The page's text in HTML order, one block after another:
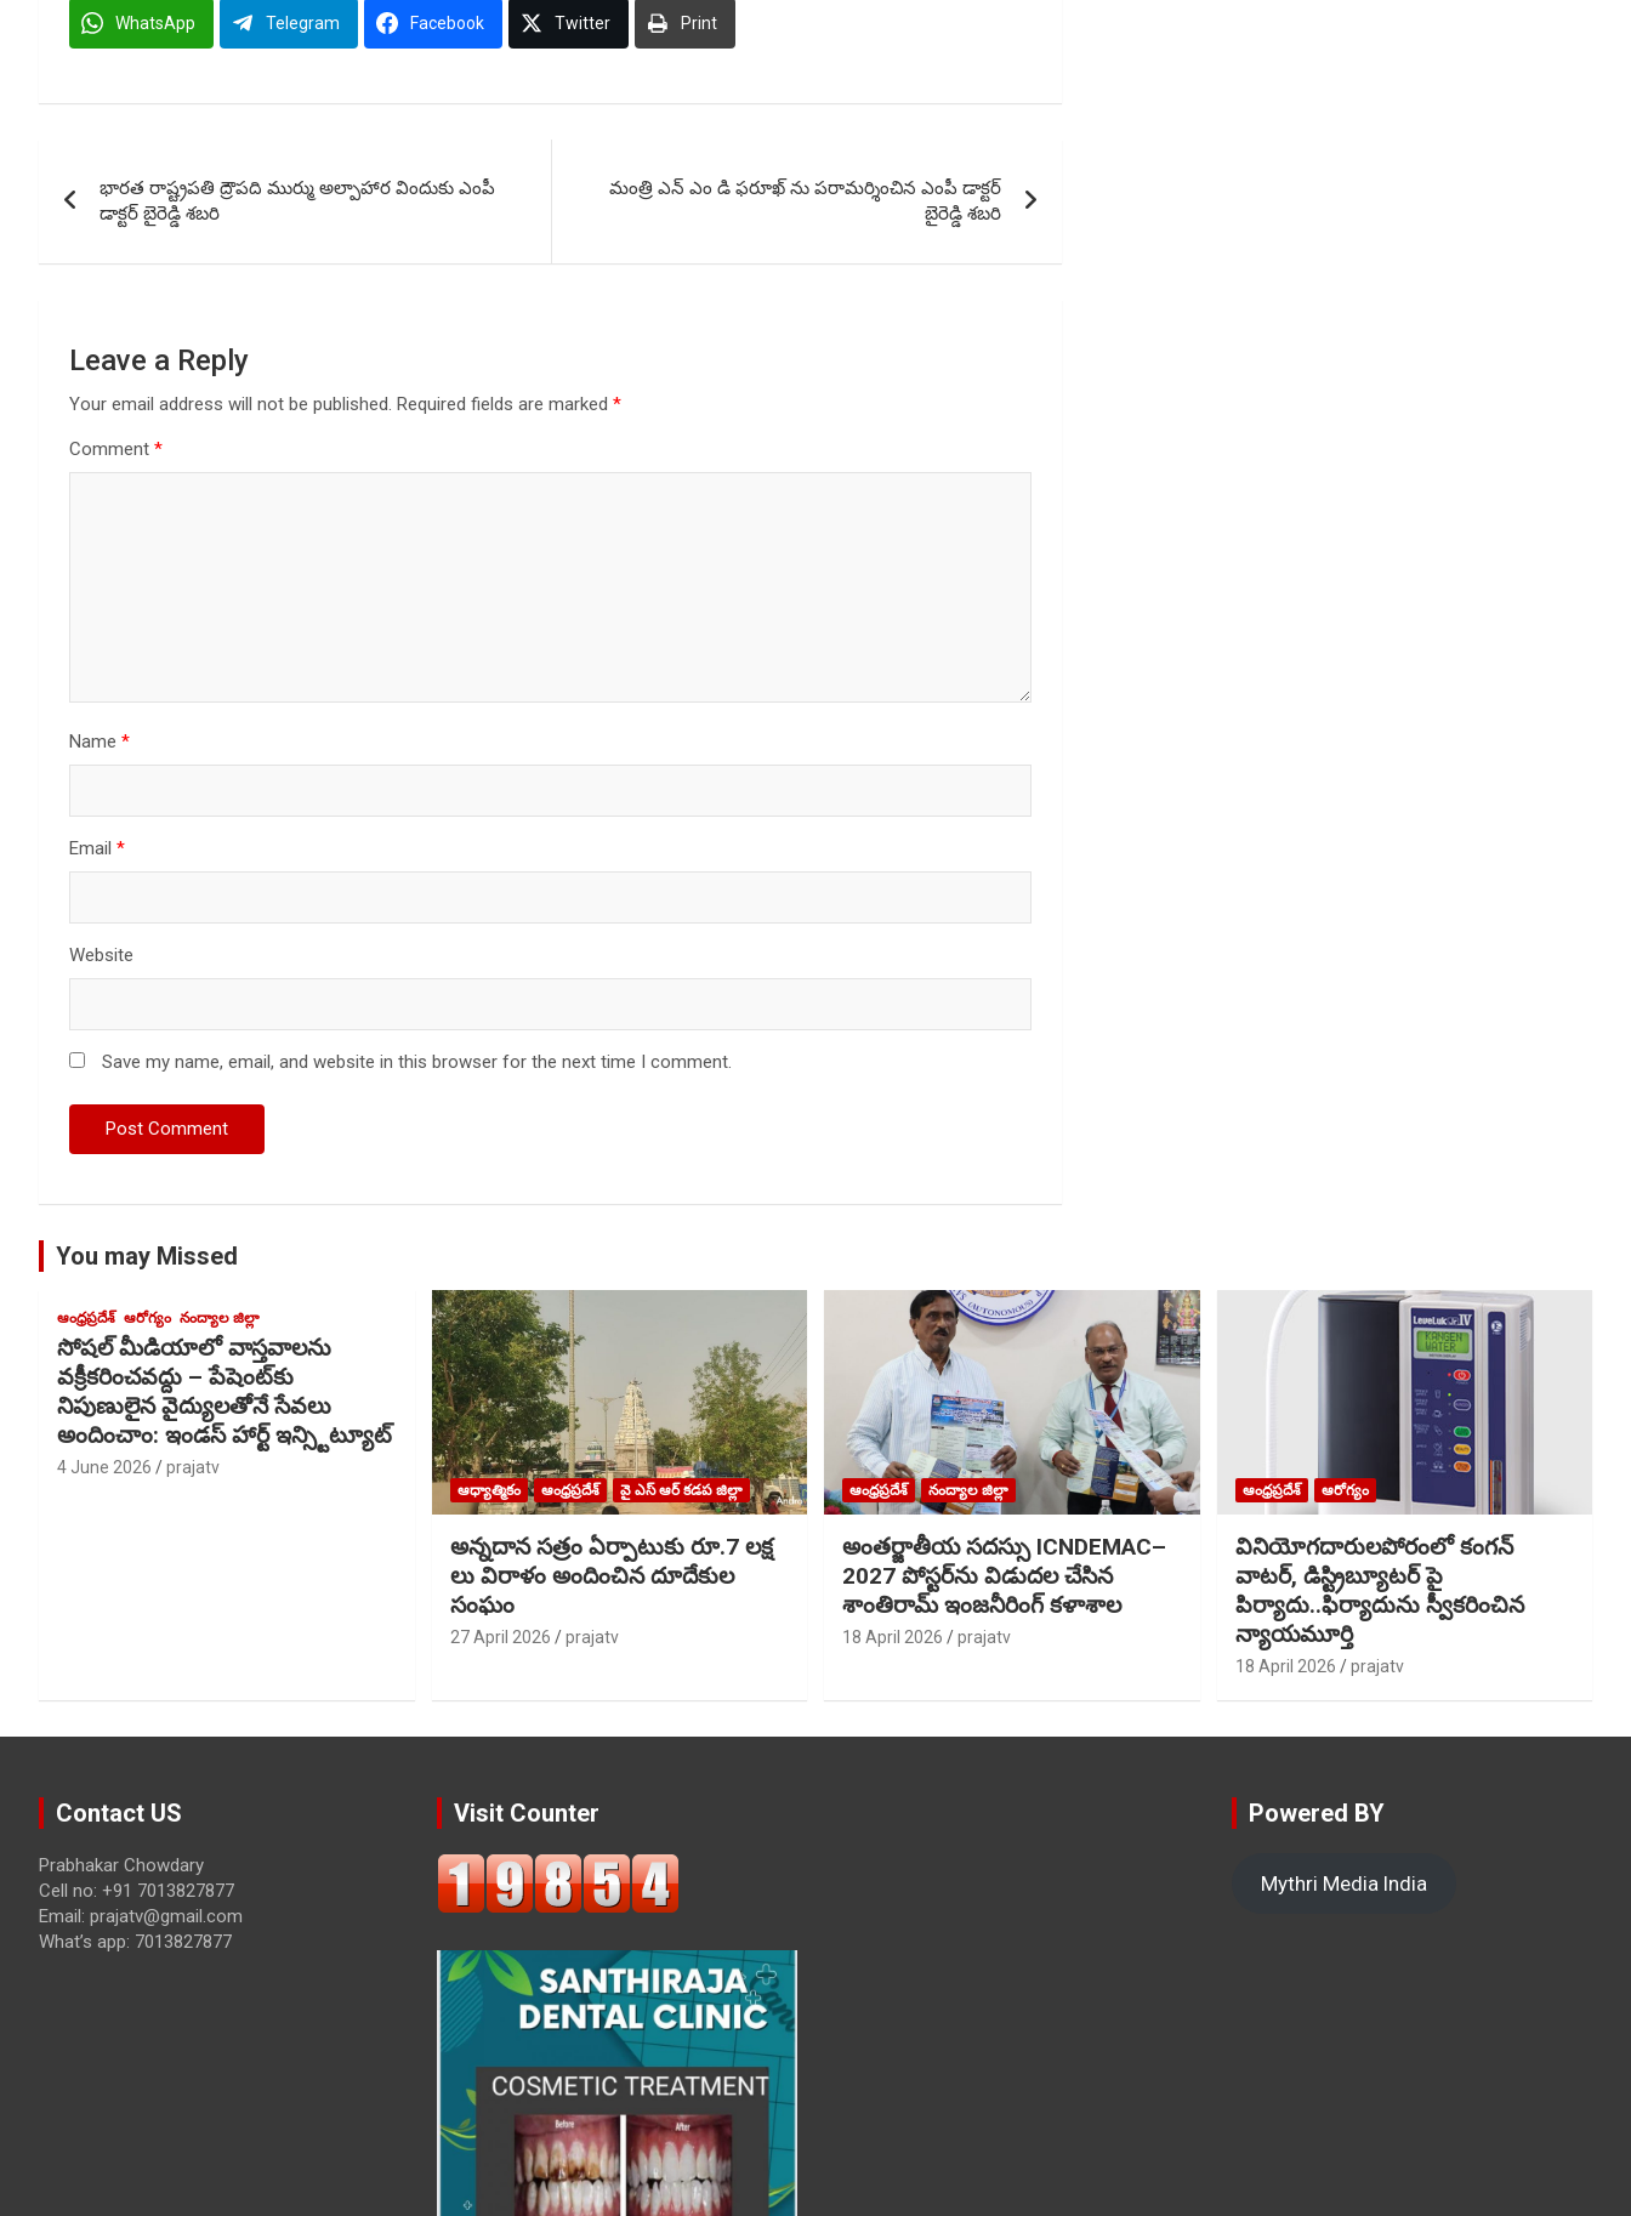
WhatsApp Telegram Facebook Twitter Print
navigation
భారత రాష్ట్రపతి ద్రౌపది ముర్ము అల్పాహార విందుకు ఎంపీ
డాక్టర్ బైరెడ్డి శబరి
మంత్రి ఎన్ ఎం డి ఫరూఖ్ ను పరామర్శించిన ఎంపీ డాక్టర్
బైరెడ్డి శబరి
Leave a Reply
Your email address will not be published. Required fields are marked *
Comment *
Name *
Email *
Website
Save my name, email, and website in this browser for the next time I comment.
You may Missed
ఆంధ్రప్రదేశ్ ఆరోగ్యం నంద్యాల జిల్లా
సోషల్ మీడియాలో వాస్తవాలను
వక్రీకరించవద్దు – పేషెంట్‌కు
నిపుణులైన వైద్యులతోెనే సేవలు
అందించాం: ఇండస్ హార్ట్ ఇన్స్టిట్యూట్
4 June 2026 prajatv
ఆధ్యాత్మికం ఆంధ్రప్రదేశ్ వై ఎస్ ఆర్ కడప జిల్లా
అన్నదాన సత్రం ఏర్పాటుకు రూ.7 లక్ష
లు విరాళం అందించిన దూదేకుల
సంఘం
27 April 2026 prajatv
ఆంధ్రప్రదేశ్ నంద్యాల జిల్లా
అంతర్జాతీయ సదస్సు ICNDEMAC–
2027 పోస్టర్‌ను విడుదల చేసిన
శాంతిరామ్ ఇంజనీరింగ్ కళాశాల
18 April 2026 prajatv
ఆంధ్రప్రదేశ్ ఆరోగ్యం
వినియోగదారులపోరంలో కంగన్
వాటర్, డిస్ట్రిబ్యూటర్ పై
పిర్యాదు..ఫిర్యాదును స్వీకరించిన
న్యాయమూర్తి
18 April 2026 prajatv
Contact US
Prabhakar Chowdary
Cell no: +91 7013827877
Email: prajatv@gmail.com
What’s app: 7013827877
Visit Counter Powered BY
Mythri Media India